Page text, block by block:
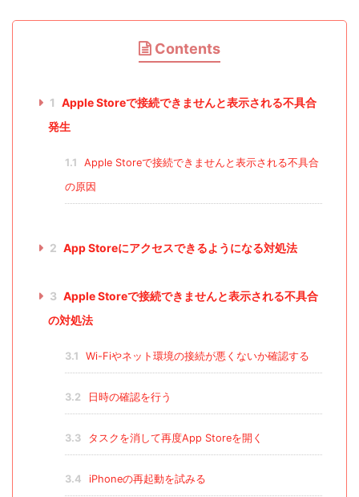
Contents
1 Apple Storeで接続できませんと表示される不具合
発生
1.1
Apple Storeで接続できませんと表示される不具合
の原因
2 App Storeにアクセスできるようになる対処法
3 Apple Storeで接続できませんと表示される不具合
の対処法
3.1 Wi-Fiやネット環境の接続が悪くないか確認する
3.2 日時の確認を行う
3.3 タスクを消して再度App Storeを開く
3.4 iPhoneの再起動を試みる